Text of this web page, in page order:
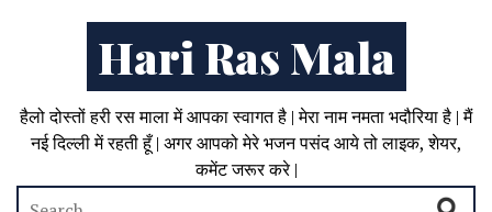
Hari Ras Mala
हैलो दोस्तों हरी रस माला में आपका स्वागत है | मेरा नाम नमता भदौरिया है | मैं
नई दिल्ली में रहती हूँ | अगर आपको मेरे भजन पसंद आये तो लाइक, शेयर,
कमेंट जरूर करे |